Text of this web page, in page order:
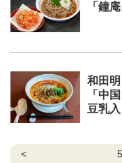
「鐘
和田
「中
豆乳
< 5